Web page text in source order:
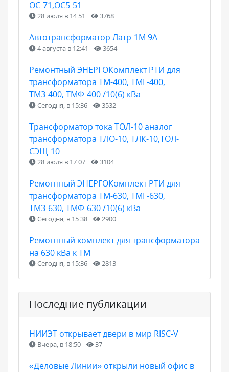
ОС-71,ОС5-51
28 июля в 14:51 3768
Автотрансформатор Латр-1М 9А
4 августа в 12:41 3654
Ремонтный ЭНЕРГОКомплект РТИ для
трансформатора ТМ-400, ТМГ-400,
ТМЗ-400, ТМФ-400 /10(6) кВа
Сегодня, в 15:36 3532
Трансформатор тока ТОЛ-10 аналог
трансформатора ТЛО-10, ТЛК-10,ТОЛ-
СЭЩ-10
28 июля в 17:07 3104
Ремонтный ЭНЕРГОКомплект РТИ для
трансформатора ТМ-630, ТМГ-630,
ТМЗ-630, ТМФ-630 /10(6) кВа
Сегодня, в 15:38 2900
Ремонтный комплект для трансформатора
на 630 кВа к ТМ
Сегодня, в 15:36 2813
Последние публикации
НИИЭТ открывает двери в мир RISC-V
Вчера, в 18:50 37
«Деловые Линии» открыли новый офис в